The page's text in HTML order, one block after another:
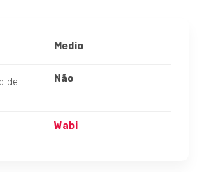
Medio
de
Não
Wabi